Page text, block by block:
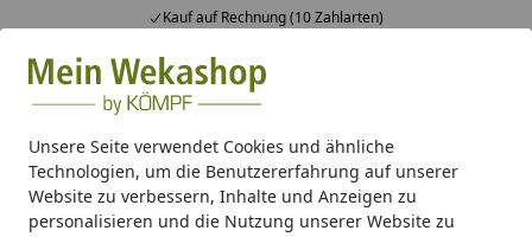
Unsere Seite verwendet Cookies und ähnliche
Technologien, um die Benutzererfahrung auf unserer
Website zu verbessern, Inhalte und Anzeigen zu
personalisieren und die Nutzung unserer Website zu
Kauf auf Rechnung (10 Zahlarten)
Alle Produkte
Mein Konto
Suchen
Startseite
Gartenhaus Holz Gartenhaus Zubehör EPDM Dachfolie